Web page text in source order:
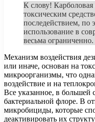
К слову! Карболовая
токсическим
последействием, по
использование в
весьма ограниченно.
Механизм воздействия
или иначе, основан на
микроорганизмы, что
воздействие и на
Все указанное, в большей
бактериальной флоре. В
микробициды, которые
деактивировать их